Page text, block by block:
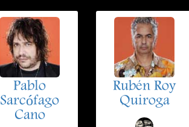
Pablo
Sarcófago
Cano
Rubén Roy
Quiroga